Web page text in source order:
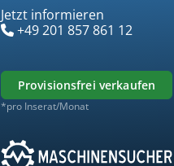
Jetzt informieren
+49 201 857 861 12
provisionsfrei verkaufen
*pro Inserat/Monat